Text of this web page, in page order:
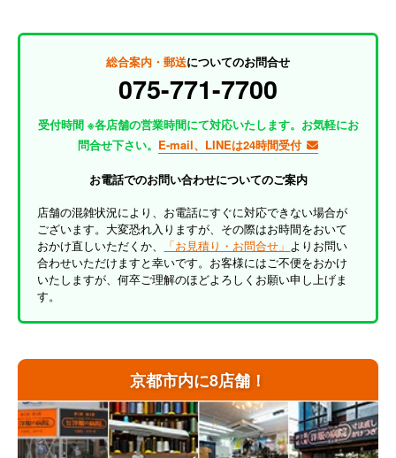
京都市内に8店舗！
総合案内・郵送についてのお問合せ
075-771-7700
受付時間 ※各店舗の営業時間にて対応いたします。お気軽にお
問合せ下さい。 E-mail、LINEは24時間受付
お電話でのお問い合わせについてのご案内
店舗の混雑状況により、お電話にすぐに対応できない場合が
ございます。大変恐れ入りますが、その際はお時間をおいて
おかけ直しいただくか、
「お見積り・お問合せ」 よりお問い
合わせいただけますと幸いです。お客様にはご不便をおかけ
いたしますが、何卒ご理解のほどよろしくお願い申し上げま
す。